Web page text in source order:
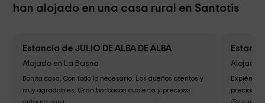
han alojado en una casa rural en Santotis
Estancia de JULIO DE ALBA DE ALBA
Alojado en La Basna
Bonita casa. Con todo lo necesario. Los dueños atentos y
muy agradables. Gran barbacoa cubierta y precioso
Alojado
precioso